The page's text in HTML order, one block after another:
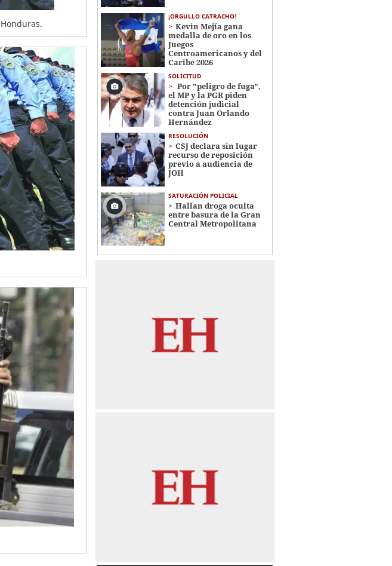
¡ORGULLO CATRACHO!
Kevin Mejía gana
medalla de oro en los
Juegos
Centroamericanos y del
Caribe 2026
SOLICITUD
Por "peligro de fuga",
el MP y la PGR piden
detención judicial
contra Juan Orlando
Hernández
RESOLUCIÓN
CSJ declara sin lugar
recurso de reposición
previo a audiencia de
JOH
SATURACIÓN POLICIAL
Hallan droga oculta
entre basura de la Gran
Central Metropolitana